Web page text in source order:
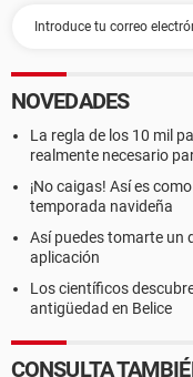
NOVEDADES
La regla de los 10 mil
realmente necesario
¡No caigas! Así es
temporada navideña
Así puedes tomarte un
aplicación
Los científicos
antigüedad en Belice
CONSULTA